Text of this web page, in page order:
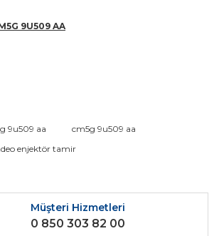
9U509 AA
ürüne ilk yorumu siz yapın!
Yorum Yaz
resim, ürün açıklamalarında ve diğer
iletebilirsiniz.
bozuk veya görüntülenemiyor.
eksik bilgiler bulunuyor.
9u509 aa
cm5g 9u509 aa
enjektör tamir
Müşteri Hizmetleri
0 850 303 82 00